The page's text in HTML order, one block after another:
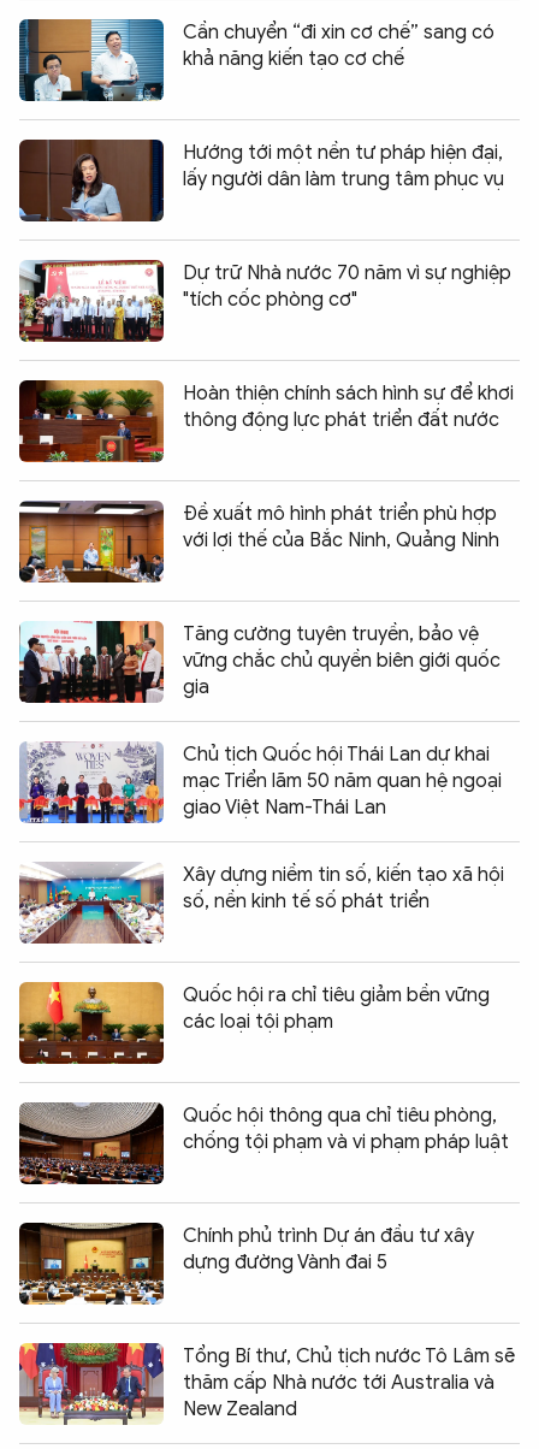
Cần chuyển “đi xin cơ chế” sang có
khả năng kiến tạo cơ chế
Hướng tới một nền tư pháp hiện đại,
lấy người dân làm trung tâm phục vụ
Dự trữ Nhà nước 70 năm vì sự nghiệp
"tích cốc phòng cơ"
Hoàn thiện chính sách hình sự để khơi
thông động lực phát triển đất nước
Đề xuất mô hình phát triển phù hợp
với lợi thế của Bắc Ninh, Quảng Ninh
Tăng cường tuyên truyền, bảo vệ
vững chắc chủ quyền biên giới quốc
gia
Chủ tịch Quốc hội Thái Lan dự khai
mạc Triển lãm 50 năm quan hệ ngoại
giao Việt Nam-Thái Lan
Xây dựng niềm tin số, kiến tạo xã hội
số, nền kinh tế số phát triển
Quốc hội ra chỉ tiêu giảm bền vững
các loại tội phạm
Quốc hội thông qua chỉ tiêu phòng,
chống tội phạm và vi phạm pháp luật
Chính phủ trình Dự án đầu tư xây
dựng đường Vành đai 5
Tổng Bí thư, Chủ tịch nước Tô Lâm sẽ
thăm cấp Nhà nước tới Australia và
New Zealand